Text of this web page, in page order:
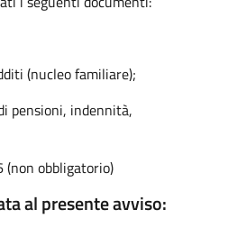
(nucleo familiare);
pensioni, indennità,
obbligatorio)
al presente avviso: